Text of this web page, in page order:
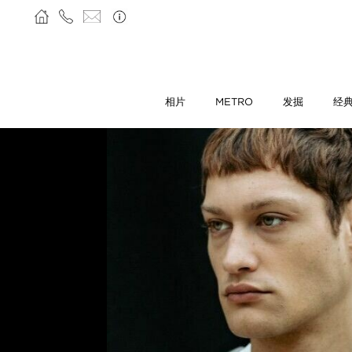
相片 METRO 发掘 经